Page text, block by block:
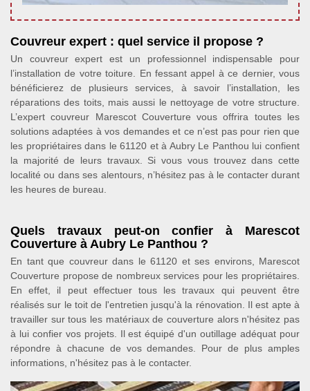
Couvreur expert : quel service il propose ?
Un couvreur expert est un professionnel indispensable pour
l’installation de votre toiture. En fessant appel à ce dernier, vous
bénéficierez de plusieurs services, à savoir l’installation, les
réparations des toits, mais aussi le nettoyage de votre structure.
L’expert couvreur Marescot Couverture vous offrira toutes les
solutions adaptées à vos demandes et ce n’est pas pour rien que
les propriétaires dans le 61120 et à Aubry Le Panthou lui confient
la majorité de leurs travaux. Si vous vous trouvez dans cette
localité ou dans ses alentours, n’hésitez pas à le contacter durant
les heures de bureau.
Quels travaux peut-on confier à Marescot
Couverture à Aubry Le Panthou ?
En tant que couvreur dans le 61120 et ses environs, Marescot
Couverture propose de nombreux services pour les propriétaires.
En effet, il peut effectuer tous les travaux qui peuvent être
réalisés sur le toit de l'entretien jusqu'à la rénovation. Il est apte à
travailler sur tous les matériaux de couverture alors n'hésitez pas
à lui confier vos projets. Il est équipé d'un outillage adéquat pour
répondre à chacune de vos demandes. Pour de plus amples
informations, n'hésitez pas à le contacter.